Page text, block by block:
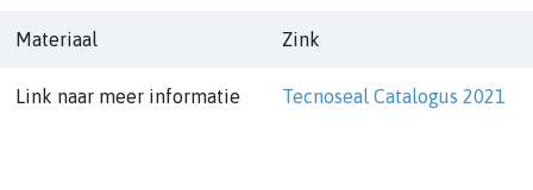
Materiaal Zink
Link naar meer informatie Tecnoseal Catalogus 2021